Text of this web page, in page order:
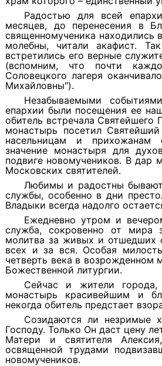
Радостью для всей
месяцев, до перенесения в
священномученика находились
молебны, читали акафист.
встретились его верные
(вспомним, что почти
Соловецкого лагеря
Михайловны").
Незабываемыми
епархии были посещения ее
обитель встречала Святейшего
монастырь посетил
насельницам и прихожанам
значение монастыря для
подвиге новомучеников. В дар
Московских святителей.
Любимы и радостны бывают
службы, особенно в дни
Владыки всегда надолго
Ежедневно утром и
служба, сокровенно от мира
молитва за живых и отшедших
всех и за вся. Особая
четверть века в возрожденном
Божественной литургии.
Сейчас и жители города,
монастырь красивейшим и
некогда обитель предстает
Созидаются ли
Господу. Только Он даст цену
Матери и святителя
освященной трудами
новомучеников.